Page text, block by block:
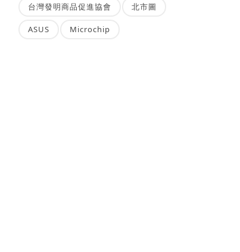
台灣發明商品促進協會 北市圖
ASUS Microchip